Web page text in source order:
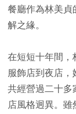
餐廳作為林美貞
解之緣。
在短短十年間，
服飾店到夜店
共經營過二十多
店風格迥異。